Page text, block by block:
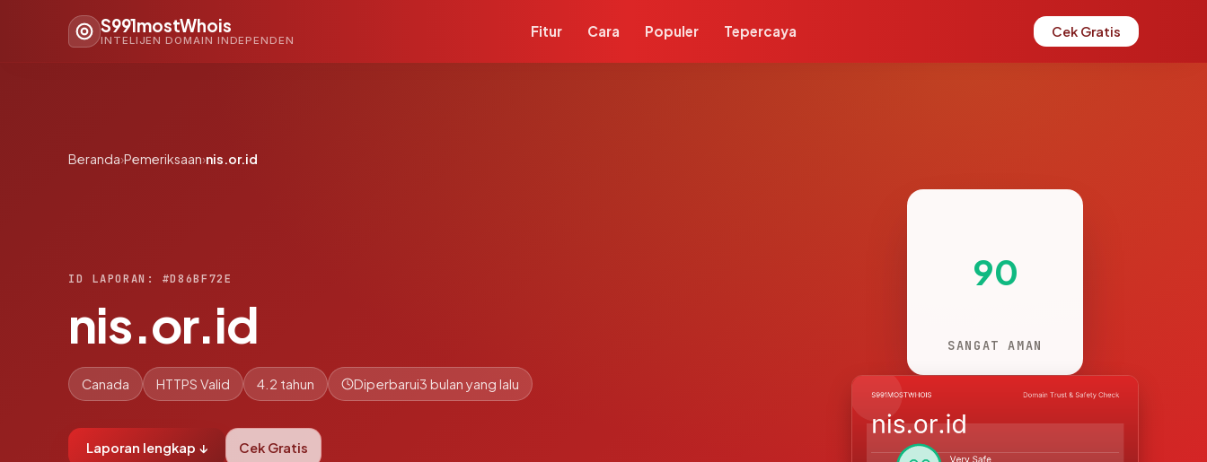
S991mostWhois
INTELIJEN DOMAIN INDEPENDEN
Fitur Cara Populer Tepercaya Cek Gratis
Beranda›Pemeriksaan›nis.or.id
ID LAPORAN: #D86BF72E
nis.or.id
Canada HTTPS Valid 4.2 tahun Diperbarui3 bulan yang lalu
Laporan lengkap ↓ Cek Gratis
90
SANGAT AMAN